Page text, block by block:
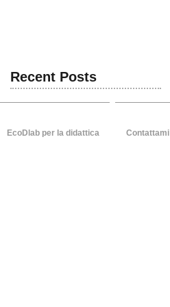
sociale
EcoDlab per la didattica Contattami
Recent Posts